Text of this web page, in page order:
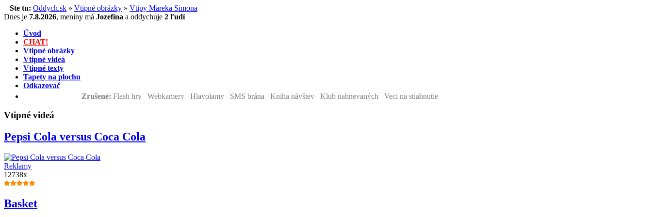
Ste tu: Oddych.sk » Vtipné obrázky » Vtipy Mareka Simona
Dnes je 7.8.2026, meniny má Jozefína a oddychuje 2 ľudí
Úvod
CHAT!
Vtipné obrázky
Vtipné videá
Vtipné texty
Tapety na plochu
Odkazovač
Zrušené: Flash hry Webkamery Hlavolamy SMS brána Kniha návštev Klub nahnevaných Veci na stiahnutie
Vtipné videá
Pepsi Cola versus Coca Cola
Reklamy
12738x
Basket